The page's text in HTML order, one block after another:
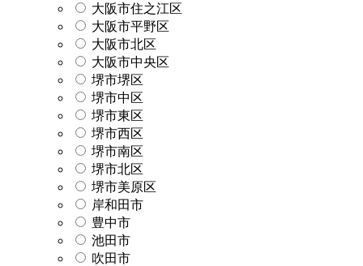
大阪市住之江区
大阪市平野区
大阪市北区
大阪市中央区
堺市堺区
堺市中区
堺市東区
堺市西区
堺市南区
堺市北区
堺市美原区
岸和田市
豊中市
池田市
吹田市